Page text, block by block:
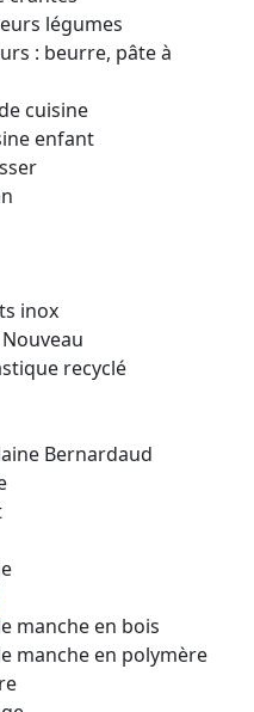
légumes
: beurre, pâte à
cuisine
enfant
inox
Nouveau
recyclé
Bernardaud
manche en bois
manche en polymère